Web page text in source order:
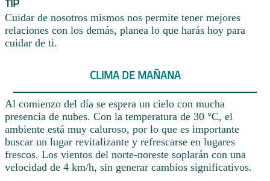
TIP
Cuidar de nosotros mismos nos permite tener mejores
relaciones con los demás, planea lo que harás hoy para
cuidar de ti.
CLIMA DE MAÑANA
Al comienzo del día se espera un cielo con mucha
presencia de nubes. Con la temperatura de 30 °C, el
ambiente está muy caluroso, por lo que es importante
buscar un lugar revitalizante y refrescarse en lugares
frescos. Los vientos del norte-noreste soplarán con una
velocidad de 4 km/h, sin generar cambios significativos.